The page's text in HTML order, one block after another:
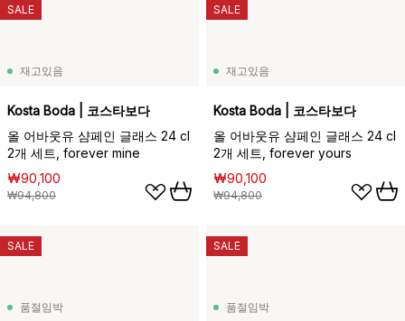
재고있음
Kosta Boda | 코스타보다
올 어바웃유 샴페인 글래스 24 cl
2개 세트, forever mine
₩90,100
₩94,800
SALE
재고있음
Kosta Boda | 코스타보다
올 어바웃유 샴페인 글래스 24 cl
2개 세트, forever yours
₩90,100
₩94,800
SALE
품절임박
SALE
품절임박
SALE